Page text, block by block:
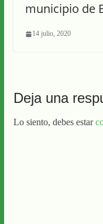
municipio de
14 julio, 2020
Deja una
Lo siento, debes estar